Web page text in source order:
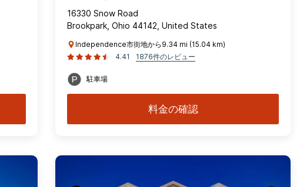
16330 Snow Road
Brookpark, Ohio 44142, United States
Independence市街地から9.34 mi (15.04 km)
4.41
1876件のレビュー
駐車場
料金の確認